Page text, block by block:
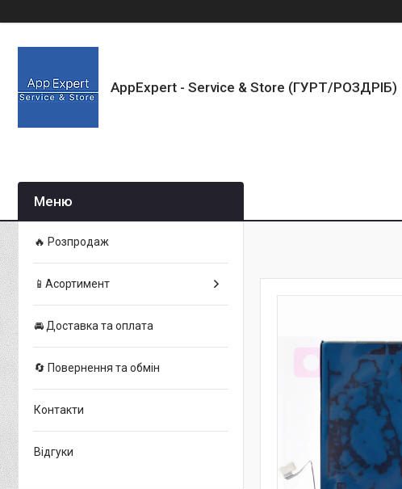
AppExpert - Service & Store (ГУРТ/РОЗДРІБ)
🔥 Розпродаж
📱Асортимент
🚘 Доставка та оплата
🔄 Повернення та обмін
Контакти
Відгуки